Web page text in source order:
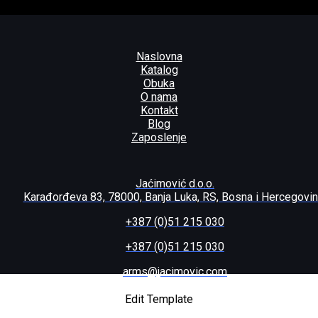
Naslovna
Katalog
Obuka
O nama
Kontakt
Blog
Zaposlenje
Jaćimović d.o.o.
Karađorđeva 83, 78000, Banja Luka, RS, Bosna i
+387 (0)51 215 030
+387 (0)51 215 030
arms@jacimovic.com
Edit Template